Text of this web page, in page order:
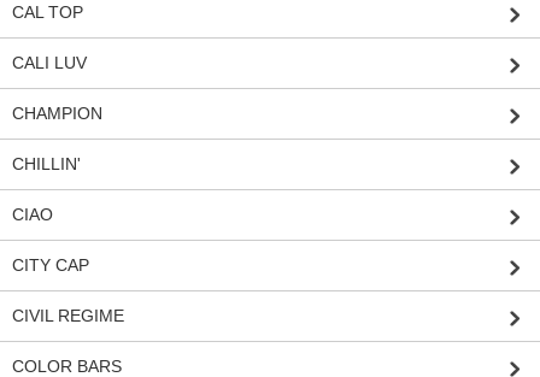
CAL TOP
CALI LUV
CHAMPION
CHILLIN'
CIAO
CITY CAP
CIVIL REGIME
COLOR BARS